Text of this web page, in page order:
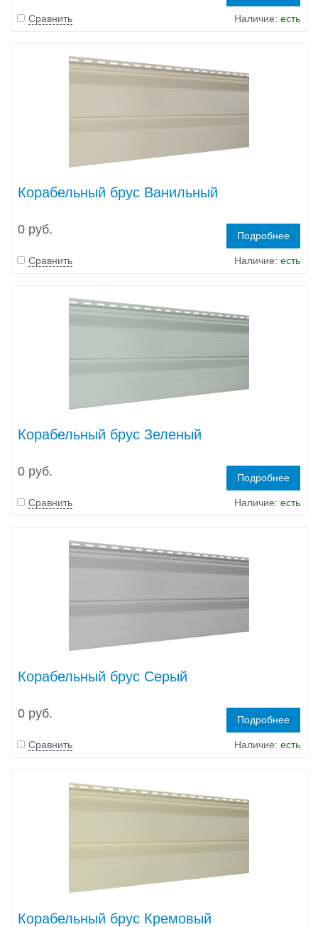
Сравнить Наличие: есть
Корабельный брус Ванильный
0 руб. Подробнее
Сравнить Наличие: есть
Корабельный брус Зеленый
0 руб. Подробнее
Сравнить Наличие: есть
Корабельный брус Серый
0 руб. Подробнее
Сравнить Наличие: есть
Корабельный брус Кремовый